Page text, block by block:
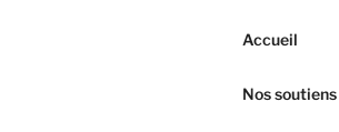
Accueil
Nos soutiens